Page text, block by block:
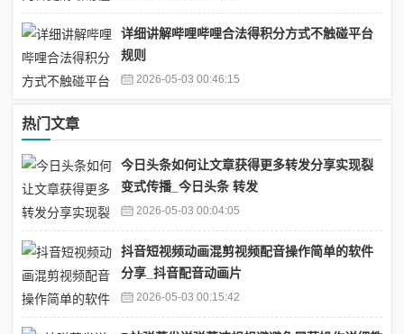
详细讲解哔哩哔哩合法得积分方式不触碰平台
规则
2026-05-03 00:46:15
热门文章
今日头条如何让文章获得更多转发分享实现裂
变式传播_今日头条 转发
2026-05-03 00:04:05
抖音短视频动画混剪视频配音操作简单的软件
分享_抖音配音动画片
2026-05-03 00:15:42